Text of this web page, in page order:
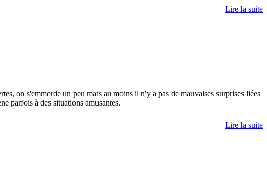
Lire la suite
on s'emmerde un peu mais au moins il n'y a pas de mauvaises surprises liées
parfois à des situations amusantes.
Lire la suite